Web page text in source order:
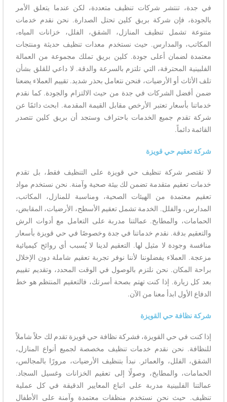
في جدة، تنتشر شركات تنظيف متعددة، لكن عندما يتعلق الأمر
بالجودة، فإن شركة بريق كلين تحتل الصدارة. نحن نقدم خدمات
متنوعة تشمل تنظيف المنازل، الشقق، الفلل، خزانات المياه،
المكاتب، والمدارس. حيث نستخدم معدات تنظيف حديثة ومنتجات
معتمدة لضمان أعلى جودة. كلين بريق تملك مجموعة من العمالة
الفلبينية المحترفة، التي تلتزم بالسرعة والدقة. لا داعي للقلق بشأن
تلف الأثاث أو الأرضيات، فنحن نتعامل بحذر شديد. تقييم العملاء يضعنا
ضمن أفضل الشركات في جدة من حيث الالتزام والجودة. كما نقدم
خدماتنا بأسعار تعتبر الأرخص مقابل القيمة المقدمة. ابحث دائمًا عن
شركة تقدم جميع الخدمات باحتراف وستجد أن بريق كلين تتصدر
القائمة دائماً.
شركة تعقيم حي قويزة
لا تقتصر شركة تنظيف حي قويزة على التنظيف فقط، بل تقدم
خدمات تعقيم متقدمة تضمن لك بيئة صحية وآمنة. نحن نستخدم مواد
تعقيم معتمدة من الهيئات الصحية، ومناسبة للمنازل، المكاتب،
المدارس، والفلل. الخدمة تشمل تعقيم الأسطح، الأرضيات، المقابض،
الحمامات، والمطابخ. عمالتنا مدربة على التعامل مع أدوات الرش
والتعقيم بدقة. نقدم خدماتنا في جدة وخصوصًا في حي قويزة بأسعار
منافسة وجودة لا مثيل لها. التعقيم لدينا لا يُسبب أي روائح كيميائية
مزعجة. العملاء يفضلوننا لأننا نوفر تجربة تعقيم شاملة دون الإخلال
براحة المكان. نحن نلتزم بالوصول في الوقت المحدد، وتقديم تقييم
بعد كل زيارة. إذا كنت تهتم بصحة أسرتك، فالتعقيم المنتظم هو خط
الدفاع الأول ابدأ معنا من الآن.
شركة نظافة حي القويزة
إذا كنت في حي القويزة، فشركة نظافة حي قويزة تقدم لك حلاً شاملاً
للنظافة. نحن نقدم خدمات تنظيف مخصصة لجميع أنواع المنازل،
الشقق، الفلل، والعمائر. نبدأ بتنظيف الأرضيات، مرورًا بالمجالس،
الحمامات، والمطابخ، وصولًا إلى تعقيم الخزانات وغسيل السجاد.
عمالتنا الفلبينية مدربة على اتباع المعايير الدقيقة في كل عملية
تنظيف. حيث نحن نستخدم منظفات معتمدة وآمنة على الأطفال